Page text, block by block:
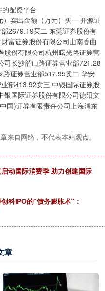
配资平台
卖出金额（万元）买一 开源证
2679.19买二 东莞证券股份有
富证券股份有限公司山南香曲
股份有限公司杭州曙光路证券营
司长沙韶山路证券营业部721.28
证券营业部517.95卖二 华安
部413.92卖三 中银国际证券股
国际证券股份有限公司德阳文
国)证券有限责任公司上海浦东
来自网络，不代表本站观点。
动国际消费季 助力创建国际
科IPO的“债务膨胀术”：
章